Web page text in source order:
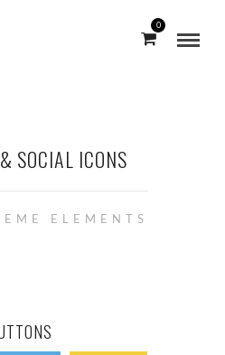
0
SOCIAL ICONS
ELEMENTS